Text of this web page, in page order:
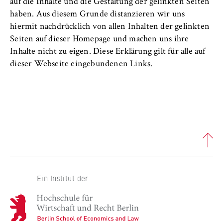
auf die Inhalte und die Gestaltung der gelinkten Seiten
haben. Aus diesem Grunde distanzieren wir uns
hiermit nachdrücklich von allen Inhalten der gelinkten
Seiten auf dieser Homepage und machen uns ihre
Inhalte nicht zu eigen. Diese Erklärung gilt für alle auf
dieser Webseite eingebundenen Links.
Ein Institut der
H
o
Anbieter:
Betreiber dieser Website
Zweck:
Speichert den Zustimmungsstatus des
Benutzers für Cookies auf der aktuellen
fe_typo_user